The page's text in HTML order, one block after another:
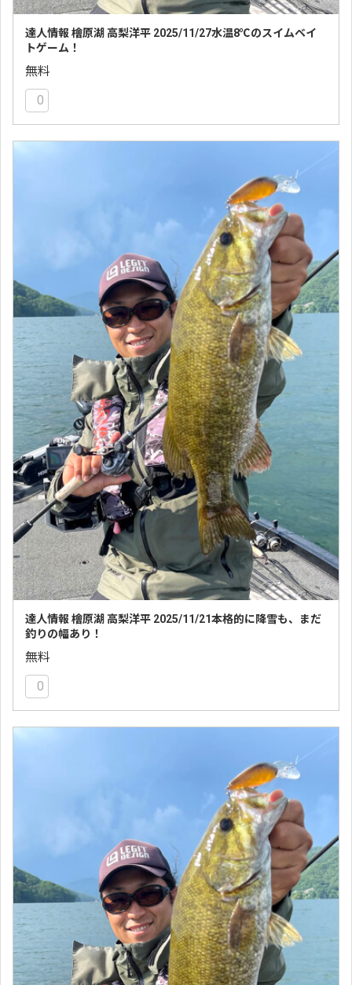
達人情報 檜原湖 高梨洋平 2025/11/27水温8℃のスイムベイ
トゲーム！
無料
0
達人情報 檜原湖 高梨洋平 2025/11/21本格的に降雪も、まだ
釣りの幅あり！
無料
0